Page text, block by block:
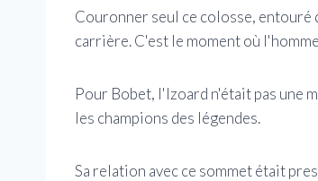
Couronner seul ce colosse, entouré
carrière. C'est le moment où
Pour Bobet, l'Izoard n'était pas une
les champions des légendes.
Sa relation avec ce sommet était